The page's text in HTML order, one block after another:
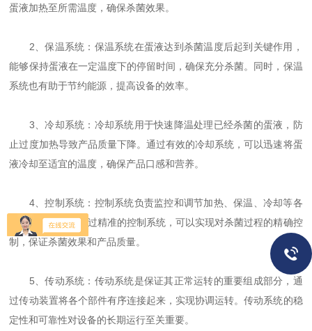
蛋液加热至所需温度，确保杀菌效果。
2、保温系统：保温系统在蛋液达到杀菌温度后起到关键作用，
能够保持蛋液在一定温度下的停留时间，确保充分杀菌。同时，保温
系统也有助于节约能源，提高设备的效率。
3、冷却系统：冷却系统用于快速降温处理已经杀菌的蛋液，防
止过度加热导致产品质量下降。通过有效的冷却系统，可以迅速将蛋
液冷却至适宜的温度，确保产品口感和营养。
4、控制系统：控制系统负责监控和调节加热、保温、冷却等各
个环节的参数，通过精准的控制系统，可以实现对杀菌过程的精确控
制，保证杀菌效果和产品质量。
5、传动系统：传动系统是保证其正常运转的重要组成部分，通
过传动装置将各个部件有序连接起来，实现协调运转。传动系统的稳
定性和可靠性对设备的长期运行至关重要。